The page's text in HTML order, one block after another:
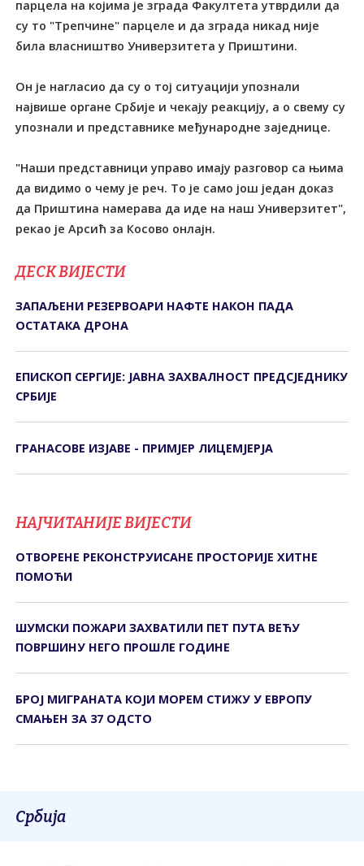
парцела на којима је зграда Факултета утврдили да
су то "Трепчине" парцеле и да зграда никад није
била власништво Универзитета у Приштини.
Он је нагласио да су о тој ситуацији упознали
највише органе Србије и чекају реакцију, а о свему су
упознали и представнике међународне заједнице.
"Наши представници управо имају разговор са њима
да видимо о чему је реч. То је само још један доказ
да Приштина намерава да иде на наш Универзитет",
рекао је Арсић за Косово онлајн.
ДЕСК ВИЈЕСТИ
ЗАПАЉЕНИ РЕЗЕРВОАРИ НАФТЕ НАКОН ПАДА
ОСТАТАКА ДРОНА
ЕПИСКОП СЕРГИЈЕ: ЈАВНА ЗАХВАЛНОСТ ПРЕДСЈЕДНИКУ
СРБИЈЕ
ГРАНАСОВЕ ИЗЈАВЕ - ПРИМЈЕР ЛИЦЕМЈЕРЈА
НАЈЧИТАНИЈЕ ВИЈЕСТИ
ОТВОРЕНЕ РЕКОНСТРУИСАНЕ ПРОСТОРИЈЕ ХИТНЕ
ПОМОЋИ
ШУМСКИ ПОЖАРИ ЗАХВАТИЛИ ПЕТ ПУТА ВЕЋУ
ПОВРШИНУ НЕГО ПРОШЛЕ ГОДИНЕ
БРОЈ МИГРАНАТА КОЈИ МОРЕМ СТИЖУ У ЕВРОПУ
СМАЊЕН ЗА 37 ОДСТО
Србија